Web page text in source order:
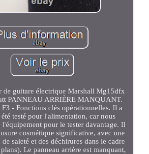
de guitare électrique Marshall Mg15dfx
PANNEAU ARRIÈRE MANQUANT.
- Fonctions clés opérationnelles. Il a
été testé pour l'alimentation, car nous
l'équipement pour le tester davantage. Il
cosmétique significative, avec une
saleté et des déchirures dans le cadre
Le panneau arrière est manquant,